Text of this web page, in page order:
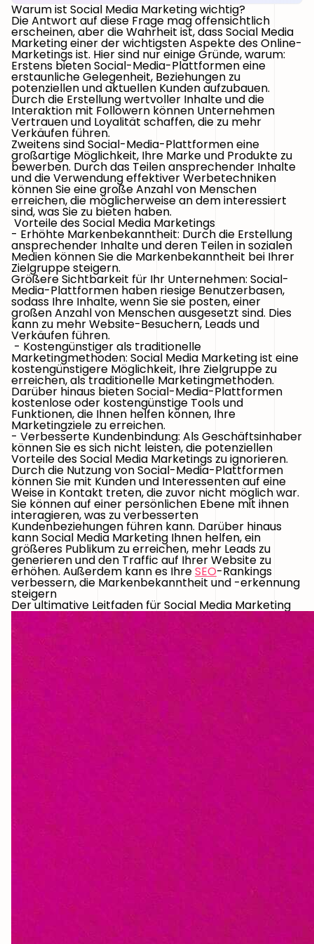
Warum ist Social Media Marketing wichtig?
Die Antwort auf diese Frage mag offensichtlich
erscheinen, aber die Wahrheit ist, dass Social Media
Marketing einer der wichtigsten Aspekte des Online-
Marketings ist. Hier sind nur einige Gründe, warum:
Erstens bieten Social-Media-Plattformen eine
erstaunliche Gelegenheit, Beziehungen zu
potenziellen und aktuellen Kunden aufzubauen.
Durch die Erstellung wertvoller Inhalte und die
Interaktion mit Followern können Unternehmen
Vertrauen und Loyalität schaffen, die zu mehr
Verkäufen führen.
Zweitens sind Social-Media-Plattformen eine
großartige Möglichkeit, Ihre Marke und Produkte zu
bewerben. Durch das Teilen ansprechender Inhalte
und die Verwendung effektiver Werbetechniken
können Sie eine große Anzahl von Menschen
erreichen, die möglicherweise an dem interessiert
sind, was Sie zu bieten haben.
Vorteile des Social Media Marketings
- Erhöhte Markenbekanntheit: Durch die Erstellung
ansprechender Inhalte und deren Teilen in sozialen
Medien können Sie die Markenbekanntheit bei Ihrer
Zielgruppe steigern.
Größere Sichtbarkeit für Ihr Unternehmen: Social-
Media-Plattformen haben riesige Benutzerbasen,
sodass Ihre Inhalte, wenn Sie sie posten, einer
großen Anzahl von Menschen ausgesetzt sind. Dies
kann zu mehr Website-Besuchern, Leads und
Verkäufen führen.
- Kostengünstiger als traditionelle
Marketingmethoden: Social Media Marketing ist eine
kostengünstigere Möglichkeit, Ihre Zielgruppe zu
erreichen, als traditionelle Marketingmethoden.
Darüber hinaus bieten Social-Media-Plattformen
kostenlose oder kostengünstige Tools und
Funktionen, die Ihnen helfen können, Ihre
Marketingziele zu erreichen.
- Verbesserte Kundenbindung: Als Geschäftsinhaber
können Sie es sich nicht leisten, die potenziellen
Vorteile des Social Media Marketings zu ignorieren.
Durch die Nutzung von Social-Media-Plattformen
können Sie mit Kunden und Interessenten auf eine
Weise in Kontakt treten, die zuvor nicht möglich war.
Sie können auf einer persönlichen Ebene mit ihnen
interagieren, was zu verbesserten
Kundenbeziehungen führen kann. Darüber hinaus
kann Social Media Marketing Ihnen helfen, ein
größeres Publikum zu erreichen, mehr Leads zu
generieren und den Traffic auf Ihrer Website zu
erhöhen. Außerdem kann es IhreSEO-Rankings
verbessern, die Markenbekanntheit und -erkennung
steigern
Der ultimative Leitfaden für Social Media Marketing